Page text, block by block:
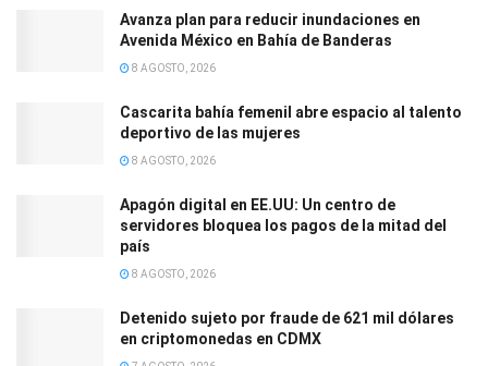
Avanza plan para reducir inundaciones en
Avenida México en Bahía de Banderas
8 AGOSTO, 2026
Cascarita bahía femenil abre espacio al talento
deportivo de las mujeres
8 AGOSTO, 2026
Apagón digital en EE.UU: Un centro de
servidores bloquea los pagos de la mitad del
país
8 AGOSTO, 2026
Detenido sujeto por fraude de 621 mil dólares
en criptomonedas en CDMX